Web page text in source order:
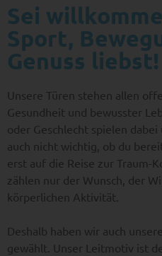
Sei
Sport,
Genuss liebst!
Unsere Türen stehen allen
Gesundheit und bewusster
oder Geschlecht spielen
auch nicht wichtig, ob du
erst auf die Reise zur Traum-
zählen nur der Wunsch, der
körperlichen Aktivität.
Deshalb haben wir auch
gewählt. Unser Leitmotiv ist